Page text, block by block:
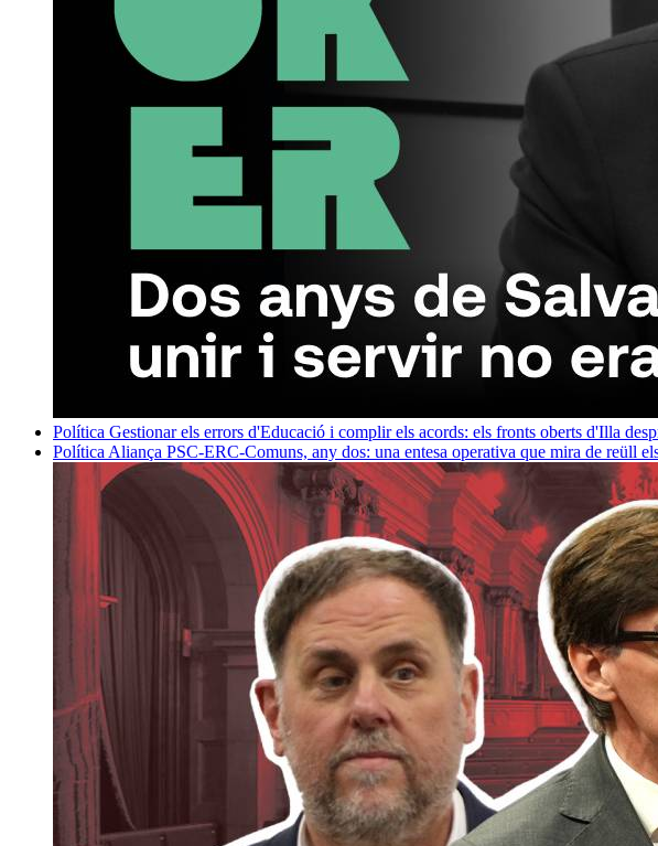
Política Gestionar els errors d'Educació i complir els acords: els fronts oberts d'Illa
Política Aliança PSC-ERC-Comuns, any dos: una entesa operativa que mira de reüll